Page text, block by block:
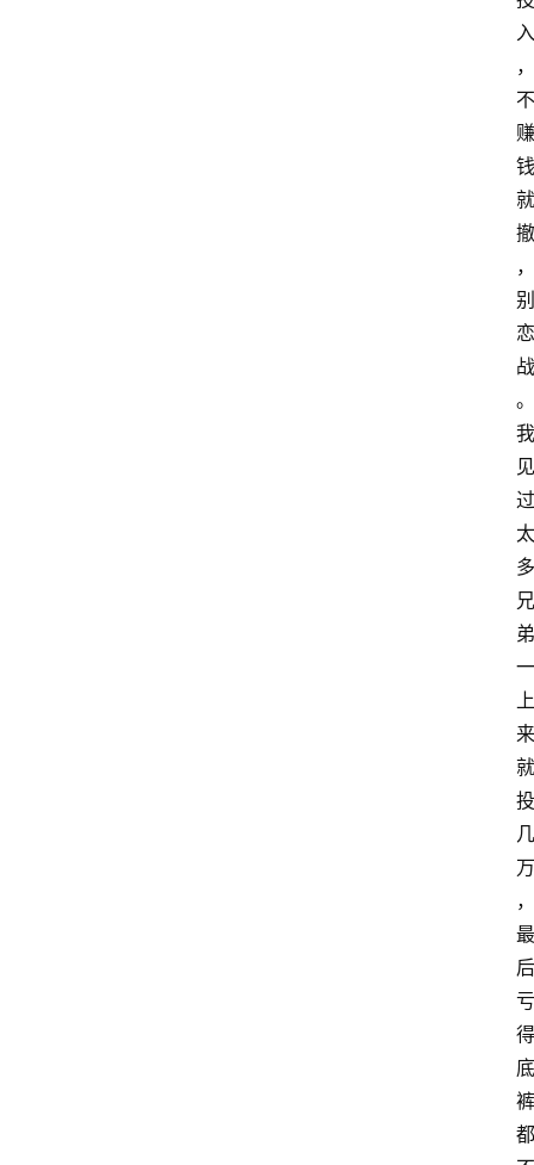
入
，
不
赚
钱
就
撤
，
别
恋
战
。
我
见
过
太
多
兄
弟
一
上
来
就
投
几
万
，
最
后
亏
得
底
裤
都